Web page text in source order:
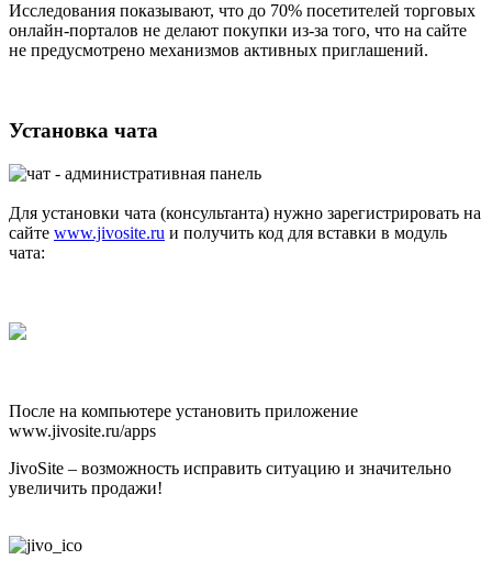
Исследования показывают, что до 70% посетителей торговых
онлайн-порталов не делают покупки из-за того, что на сайте
не предусмотрено механизмов активных приглашений.
Установка чата
Для установки чата (консультанта) нужно зарегистрировать на
сайте www.jivosite.ru и получить код для вставки в модуль
чата:
После на компьютере установить приложение
www.jivosite.ru/apps
JivoSite – возможность исправить ситуацию и значительно
увеличить продажи!